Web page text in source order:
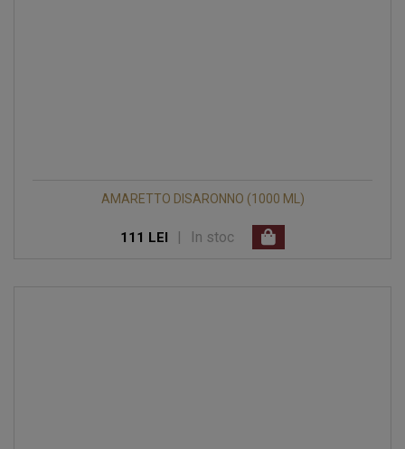
AMARETTO DISARONNO (1000 ML)
111 LEI In stoc